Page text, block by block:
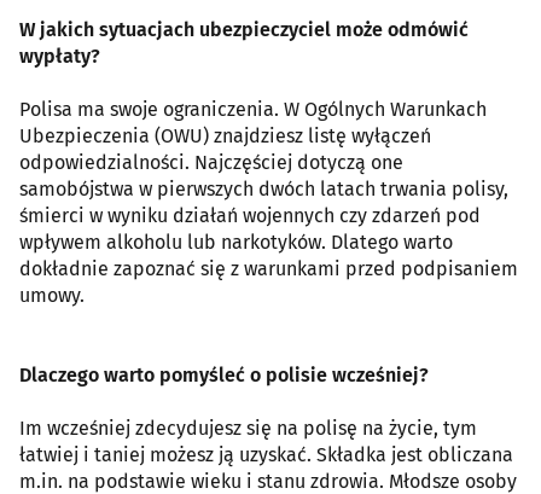
W jakich sytuacjach ubezpieczyciel może odmówić
wypłaty?
Polisa ma swoje ograniczenia. W Ogólnych Warunkach
Ubezpieczenia (OWU) znajdziesz listę wyłączeń
odpowiedzialności. Najczęściej dotyczą one
samobójstwa w pierwszych dwóch latach trwania polisy,
śmierci w wyniku działań wojennych czy zdarzeń pod
wpływem alkoholu lub narkotyków. Dlatego warto
dokładnie zapoznać się z warunkami przed podpisaniem
umowy.
Dlaczego warto pomyśleć o polisie wcześniej?
Im wcześniej zdecydujesz się na polisę na życie, tym
łatwiej i taniej możesz ją uzyskać. Składka jest obliczana
m.in. na podstawie wieku i stanu zdrowia. Młodsze osoby